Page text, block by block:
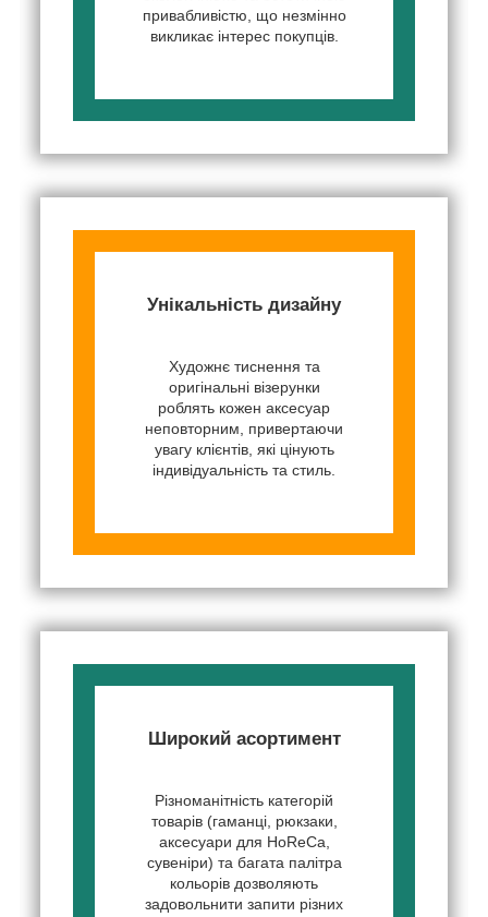
привабливістю, що незмінно
викликає інтерес покупців.
Унікальність дизайну
Художнє тиснення та
оригінальні візерунки
роблять кожен аксесуар
неповторним, привертаючи
увагу клієнтів, які цінують
індивідуальність та стиль.
Широкий асортимент
Різноманітність категорій
товарів (гаманці, рюкзаки,
аксесуари для HoReCa,
сувеніри) та багата палітра
кольорів дозволяють
задовольнити запити різних